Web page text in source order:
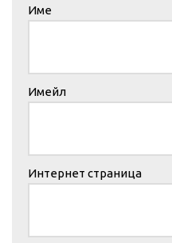
Име
Имейл
Интернет страница